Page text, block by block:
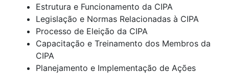
Estrutura e Funcionamento da CIPA
Legislação e Normas Relacionadas à CIPA
Processo de Eleição da CIPA
Capacitação e Treinamento dos Membros da
CIPA
Planejamento e Implementação de Ações